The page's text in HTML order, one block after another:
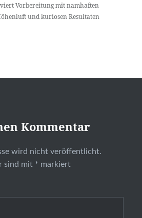
Vorbereitung mit namhaften
und kuriosen Resultaten
Kommentar
wird nicht veröffentlicht.
sind mit * markiert